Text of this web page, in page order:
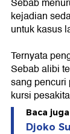
Sebab
kejadian
untuk kasus
Ternyata
Sebab alibi
sang pencuri
kursi
Baca
Djoko